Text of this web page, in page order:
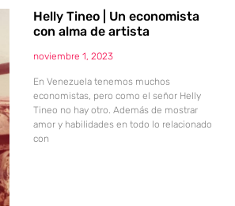
Helly Tineo | Un economista
con alma de artista
noviembre 1, 2023
En Venezuela tenemos muchos
economistas, pero como el señor Helly
Tineo no hay otro. Además de mostrar
amor y habilidades en todo lo relacionado
con